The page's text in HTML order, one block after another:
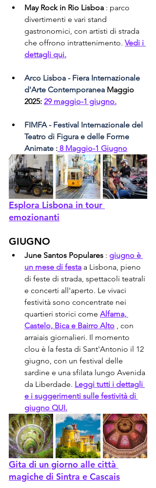
May Rock in Rio Lisboa : parco
divertimenti e vari stand
gastronomici, con artisti di strada
che offrono intrattenimento. Vedi i
dettagli qui.
Arco Lisboa - Fiera Internazionale
d'Arte Contemporanea Maggio
2025: 29 maggio-1 giugno.
FIMFA - Festival Internazionale del
Teatro di Figura e delle Forme
Animate : 8 Maggio-1 Giugno
Esplora Lisbona in tour
emozionanti
GIUGNO
June Santos Populares : giugno è
un mese di festa a Lisbona, pieno
di feste di strada, spettacoli teatrali
e concerti all'aperto. Le vivaci
festività sono concentrate nei
quartieri storici come Alfama,
Castelo, Bica e Bairro Alto , con
arraiais giornalieri. Il momento
clou è la festa di Sant'Antonio il 12
giugno, con un festival delle
sardine e una sfilata lungo Avenida
da Liberdade. Leggi tutti i dettagli
e i suggerimenti sulle festività di
giugno QUI.
Gita di un giorno alle città
magiche di Sintra e Cascais